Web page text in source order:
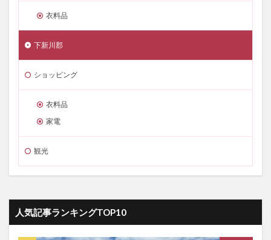
衣料品
下新川郡
ショッピング
衣料品
家電
観光
人気記事ランキングTOP10